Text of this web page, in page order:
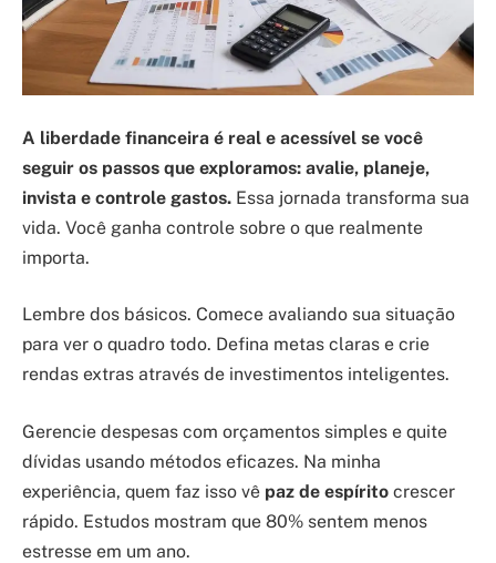
A liberdade financeira é real e acessível se você
seguir os passos que exploramos: avalie, planeje,
invista e controle gastos. Essa jornada transforma sua
vida. Você ganha controle sobre o que realmente
importa.
Lembre dos básicos. Comece avaliando sua situação
para ver o quadro todo. Defina metas claras e crie
rendas extras através de investimentos inteligentes.
Gerencie despesas com orçamentos simples e quite
dívidas usando métodos eficazes. Na minha
experiência, quem faz isso vê paz de espírito crescer
rápido. Estudos mostram que 80% sentem menos
estresse em um ano.